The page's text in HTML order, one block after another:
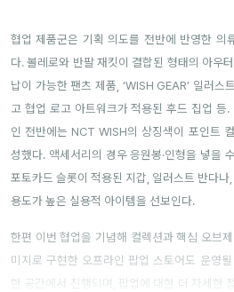
협업 제품군은 기획 의도를 전반에 반영한 의
다. 볼레로와 반팔 재킷이 결합된 형태의 아우
납이 가능한 팬츠 제품, ‘WISH GEAR’ 일러스
고 협업 로고 아트워크가 적용된 후드 집업 등
인 전반에는 NCT WISH의 상징색이 포인트
성했다. 액세서리의 경우 응원봉·인형을 넣을
포토카드 슬롯이 적용된 지갑, 일러스트 반다
용도가 높은 실용적 아이템을 선보인다.
한편 이번 협업을 기념해 컬렉션과 핵심 오브
미지로 구현한 오프라인 팝업 스토어도 운영
한 공간에서 진행되며, 팝업에 대한 더 자세한